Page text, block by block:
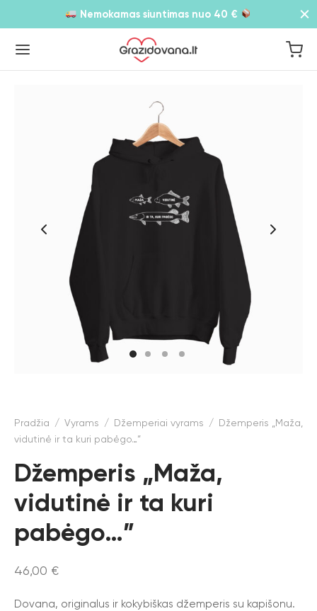
Nemokamas siuntimas nuo 40 €
Pradžia / Vyrams / Džemperiai vyrams / Džemperis „Maža,
vidutinė ir ta kuri pabėgo…”
Džemperis „Maža,
vidutinė ir ta kuri
pabėgo…”
46,00 €
Dovana, originalus ir kokybiškas džemperis su kapišonu.